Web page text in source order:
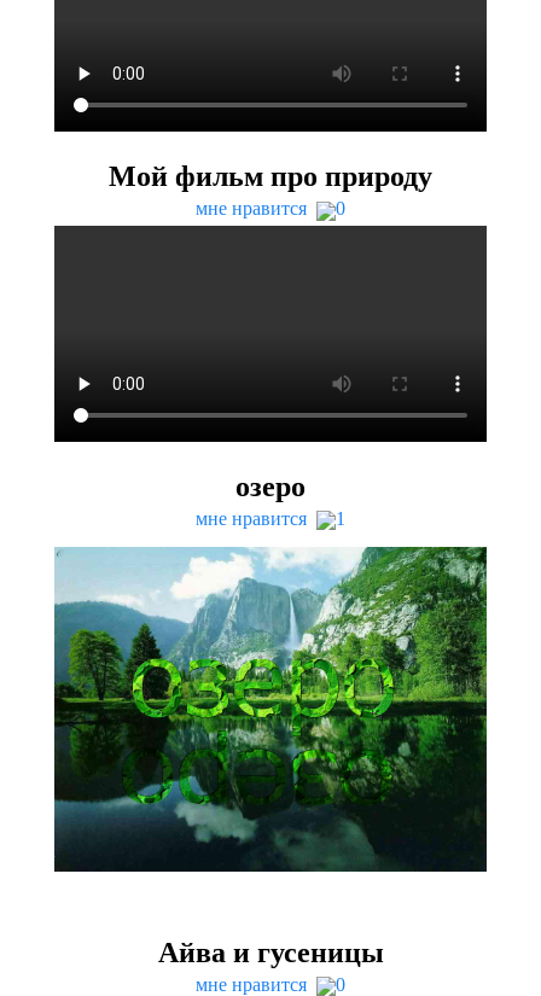
Мой фильм про природу
мне нравится 0
озеро
мне нравится 1
Айва и гусеницы
мне нравится 0